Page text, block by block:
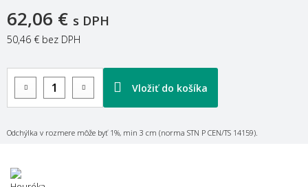
62,06 € s DPH
50,46 € bez DPH
Vložiť do košíka
Odchýlka v rozmere môže byť 1%, min 3 cm (norma STN P CEN/TS 14159).